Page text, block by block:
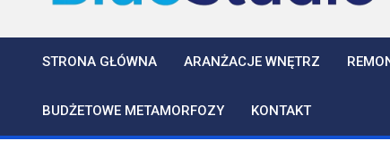
BlueStudio
STRONA GŁÓWNA ARANŻACJE WNĘTRZ
BUDŻETOWE METAMORFOZY KONTAKT